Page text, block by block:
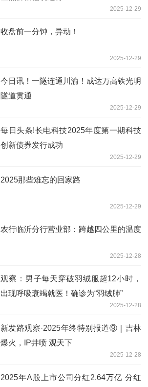
2025-12-29
收盘前一分钟，异动！
2025-12-29
今日讯！一隧连通川渝！成达万高铁光明
隧道贯通
2025-12-29
每日头条!长电科技2025年度第一期科技
创新债券发行成功
2025-12-29
2025那些难忘的回家路
2025-12-29
农行临沂分行营业部：跨越四公里的温度
2025-12-28
观察：男子每天穿破羽绒服超12小时，
出现呼吸衰竭就医！确诊为“羽绒肺”
2025-12-28
新发路观察·2025年终特别报道⑨｜吉林
爆火，IP井喷 观天下
2025-12-28
2025年A股上市公司分红2.64万亿 分红